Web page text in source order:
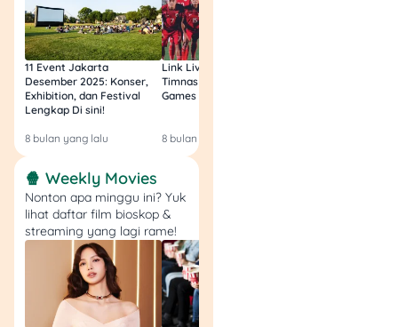
kemampuan bayar
(rasio cicilan ideal
maksimal 30% dari
gaji bulanan).
Jika memungkinkan,
pilih tenor yang
tidak memberatkan.
Rekomendasi
Produk
Amar Bank
Tunaiku
11 Event Jakarta
Desember 2025: Konser,
Exhibition, dan Festival
Lengkap Di sini!
8 bulan yang lalu
Link Live Streaming
Timnas vs Filipina SEA
Games Malam Ini, Gratis!
8 bulan yang lalu
🍿 Weekly Movies
Nonton apa minggu ini? Yuk
lihat daftar film bioskop &
streaming yang lagi rame!